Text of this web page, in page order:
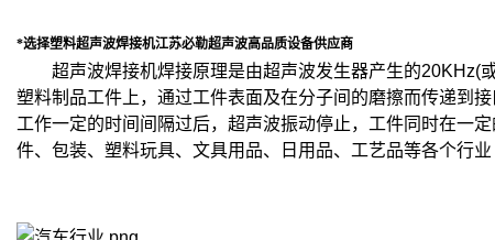
*选择塑料超声波焊接机江苏必勒超声波高品质设备供应商
超声波焊接机焊接原理是由超声波发生器产生的20KHz(
塑料制品工件上，通过工件表面及在分子间的磨擦而传递到
工作一定的时间间隔过后，超声波振动停止，工件同时在一
件、包装、塑料玩具、文具用品、日用品、工艺品等各个行业